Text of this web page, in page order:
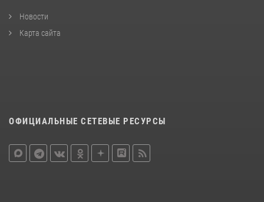
Новости
Карта сайта
ОФИЦИАЛЬНЫЕ СЕТЕВЫЕ РЕСУРСЫ